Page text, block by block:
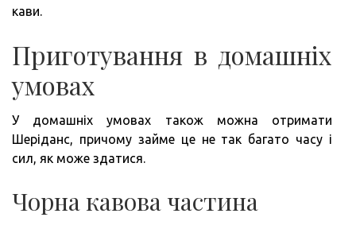
кави.
Приготування в домашніх
умовах
У домашніх умовах також можна отримати
Шеріданс, причому займе це не так багато часу і
сил, як може здатися.
Чорна кавова частина